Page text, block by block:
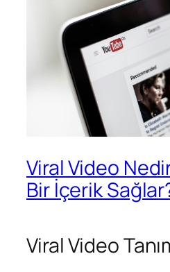
Viral Video
Bir İçerik
Viral Video